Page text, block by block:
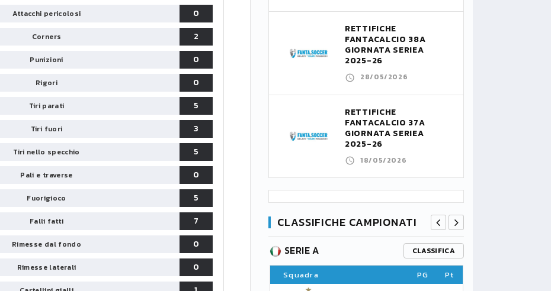
Attacchi pericolosi
0
Corners
2
Punizioni
0
Rigori
0
Tiri parati
5
Tiri fuori
3
Tiri nello specchio
5
Pali e traverse
0
Fuorigioco
5
Falli fatti
7
Rimesse dal fondo
0
Rimesse laterali
0
RETTIFICHE
FANTACALCIO 38A
GIORNATA SERIEA
2025-26
28/05/2026
RETTIFICHE
FANTACALCIO 37A
GIORNATA SERIEA
2025-26
18/05/2026
CLASSIFICHE CAMPIONATI
SERIE B CLASSIFICA
PG
SERIE A CLASSIFICA
Squadra PG Pt